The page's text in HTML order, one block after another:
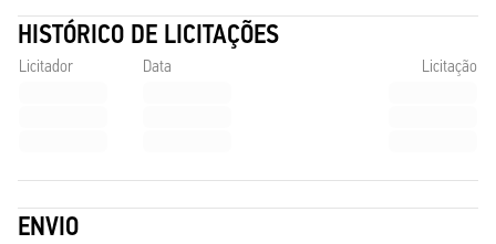
HISTÓRICO DE LICITAÇÕES
Licitador Data Licitação
ENVIO